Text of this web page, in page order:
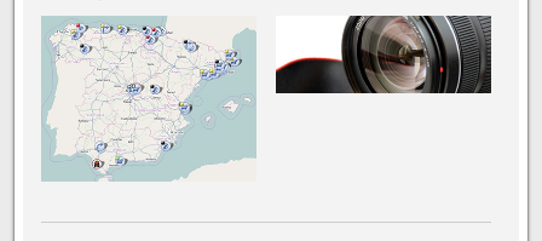
NÚMERO ACTUALHEMEROTECA